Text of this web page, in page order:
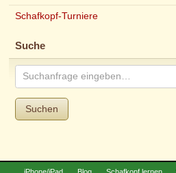
Schafkopf-Turniere
Suche
Suchen